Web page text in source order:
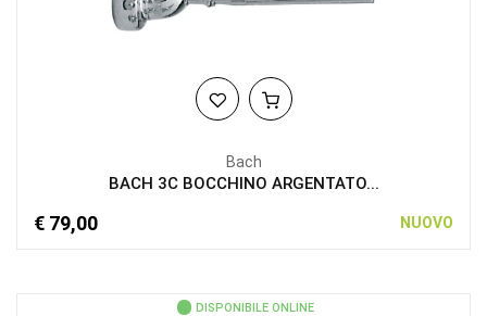
Bach
BACH 3C BOCCHINO ARGENTATO...
€ 79,00 NUOVO
DISPONIBILE ONLINE